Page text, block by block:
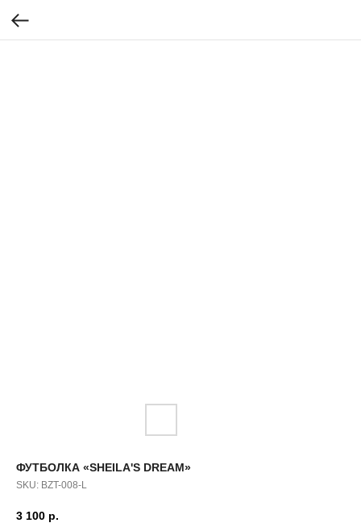
ФУТБОЛКА «SHEILA'S DREAM»
SKU: ВZT-008-L
3 100 р.